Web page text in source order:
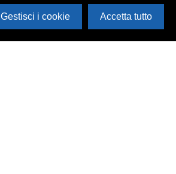
Gestisci i cookie Accetta tutto